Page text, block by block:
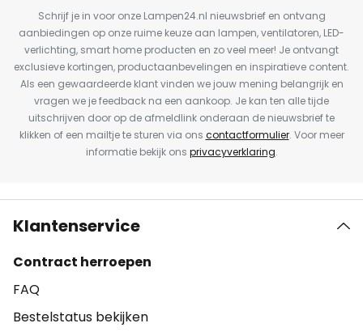
Schrijf je in voor onze Lampen24.nl nieuwsbrief en ontvang
aanbiedingen op onze ruime keuze aan lampen, ventilatoren, LED-
verlichting, smart home producten en zo veel meer! Je ontvangt
exclusieve kortingen, productaanbevelingen en inspiratieve content.
Als een gewaardeerde klant vinden we jouw mening belangrijk en
vragen we je feedback na een aankoop. Je kan ten alle tijde
uitschrijven door op de afmeldlink onderaan de nieuwsbrief te
klikken of een mailtje te sturen via ons contactformulier. Voor meer
informatie bekijk ons privacyverklaring.
Klantenservice
Contract herroepen
FAQ
Bestelstatus bekijken